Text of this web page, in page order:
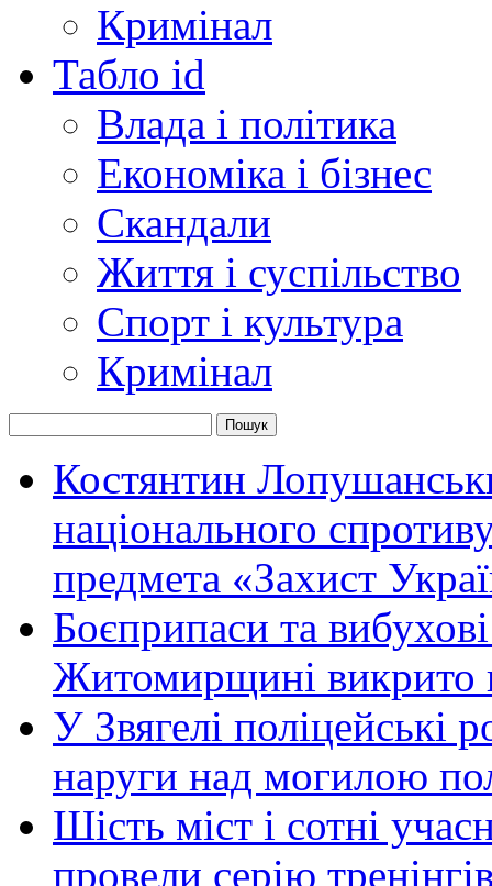
Кримінал
Табло id
Влада і політика
Економіка і бізнес
Скандали
Життя і суспільство
Спорт і культура
Кримінал
Костянтин
національного
предмета «Захист
Боєприпаси та
Житомирщині викрито
У Звягелі поліцейські
наруги над могилою
Шість міст і сотні
провели серію